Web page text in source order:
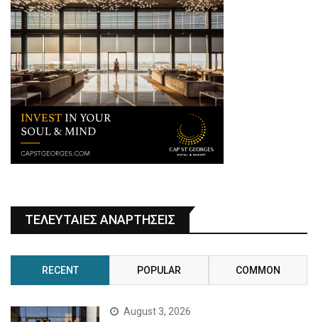
ΤΕΛΕΥΤΑΙΕΣ ΑΝΑΡΤΗΣΕΙΣ
RECENT POPULAR COMMON
August 3, 2026